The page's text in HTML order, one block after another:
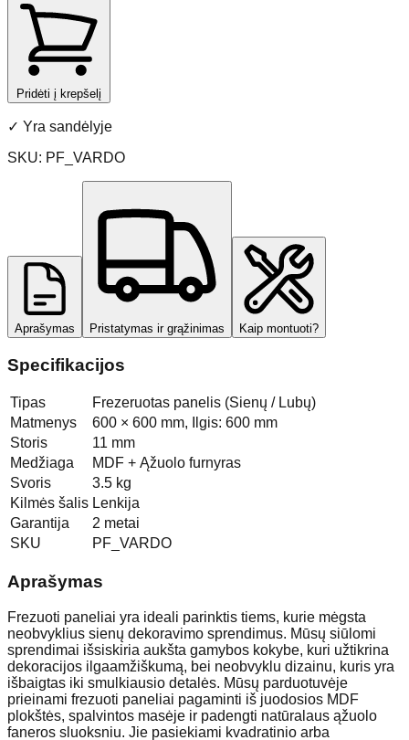
Pridėti į krepšelį
✓ Yra sandėlyje
SKU: PF_VARDO
Aprašymas Pristatymas ir grąžinimas Kaip montuoti?
Specifikacijos
Tipas
Frezeruotas panelis (Sienų / Lubų)
Matmenys
600 × 600 mm, Ilgis: 600 mm
Storis
11 mm
Medžiaga
MDF + Ąžuolo furnyras
Svoris
3.5 kg
Kilmės šalis Lenkija
Garantija
2 metai
SKU
PF_VARDO
Aprašymas
Frezuoti paneliai yra ideali parinktis tiems, kurie mėgsta
neobvyklius sienų dekoravimo sprendimus. Mūsų siūlomi
sprendimai išsiskiria aukšta gamybos kokybe, kuri užtikrina
dekoracijos ilgaamžiškumą, bei neobvyklu dizainu, kuris yra
išbaigtas iki smulkiausio detalės. Mūsų parduotuvėje
prieinami frezuoti paneliai pagaminti iš juodosios MDF
plokštės, spalvintos masėje ir padengti natūralaus ąžuolo
faneros sluoksniu. Jie pasiekiami kvadratinio arba